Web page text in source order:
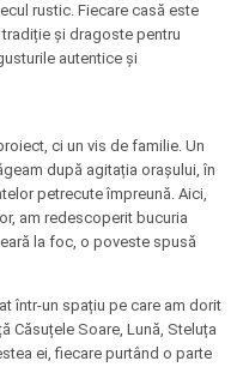
rustic. Fiecare casă este
și dragoste pentru
autentice și
ci un vis de familie. Un
după agitația orașului, în
petrecute împreună. Aici,
am redescoperit bucuria
la foc, o poveste spusă
într-un spațiu pe care am dorit
Căsuțele Soare, Lună, Steluța
ei, fiecare purtând o parte